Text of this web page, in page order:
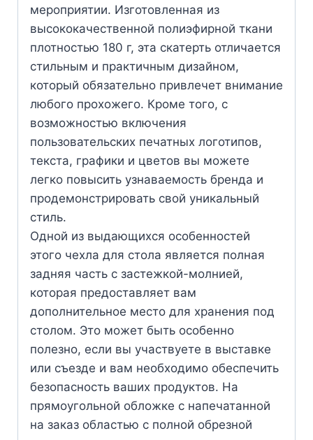
мероприятии. Изготовленная из
высококачественной полиэфирной ткани
плотностью 180 г, эта скатерть отличается
стильным и практичным дизайном,
который обязательно привлечет внимание
любого прохожего. Кроме того, с
возможностью включения
пользовательских печатных логотипов,
текста, графики и цветов вы можете
легко повысить узнаваемость бренда и
продемонстрировать свой уникальный
стиль.
Одной из выдающихся особенностей
этого чехла для стола является полная
задняя часть с застежкой-молнией,
которая предоставляет вам
дополнительное место для хранения под
столом. Это может быть особенно
полезно, если вы участвуете в выставке
или съезде и вам необходимо обеспечить
безопасность ваших продуктов. На
прямоугольной обложке с напечатанной
на заказ областью с полной обрезной